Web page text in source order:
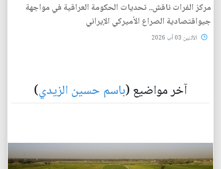
مركز الفرات ناقش.. تحديات الحكومة العراقية في مواجهة
جيواقتصادية الصراع الأميركي الإيراني
الأثنين 03 آب 2026
آخر مواضيع (باسم حسين الزيدي)